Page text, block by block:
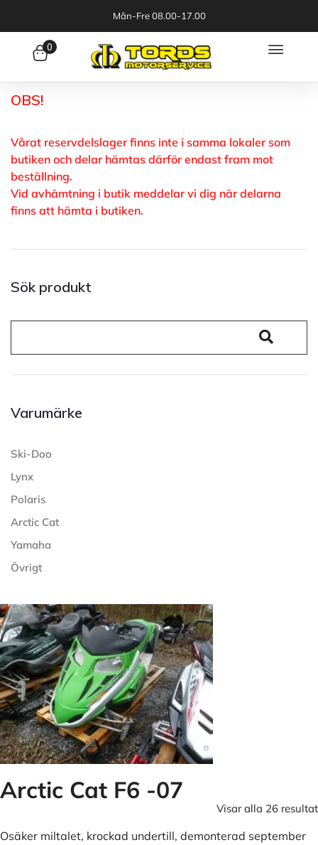
Mån-Fre 08.00-17.00
0
OBS!
Vårat reservdelslager finns inte i samma lokaler som
butiken och delar hämtas därför endast fram mot
beställning.
Vid avhämtning i butik meddelar vi dig när delarna
finns att hämta i butiken.
Sök produkt
Varumärke
Ski-Doo
Lynx
Polaris
Arctic Cat
Yamaha
Övrigt
Arctic Cat F6 -07
Visar alla 26 resultat
Osäker miltalet, krockad undertill, demonterad september